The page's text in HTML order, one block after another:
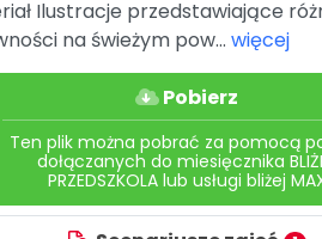
Pomoc
Ilustracje przedstawiające
na świeżym pow... więcej
Pobierz
Ten plik można pobrać za pomocą
dołączanych do miesięcznika
PRZEDSZKOLA lub usługi bliżej